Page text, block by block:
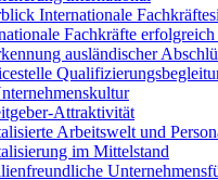
Internationale
Fachkräfte erfolgreich
ausländischer
Attraktivität
Arbeitswelt und
im Mittelstand